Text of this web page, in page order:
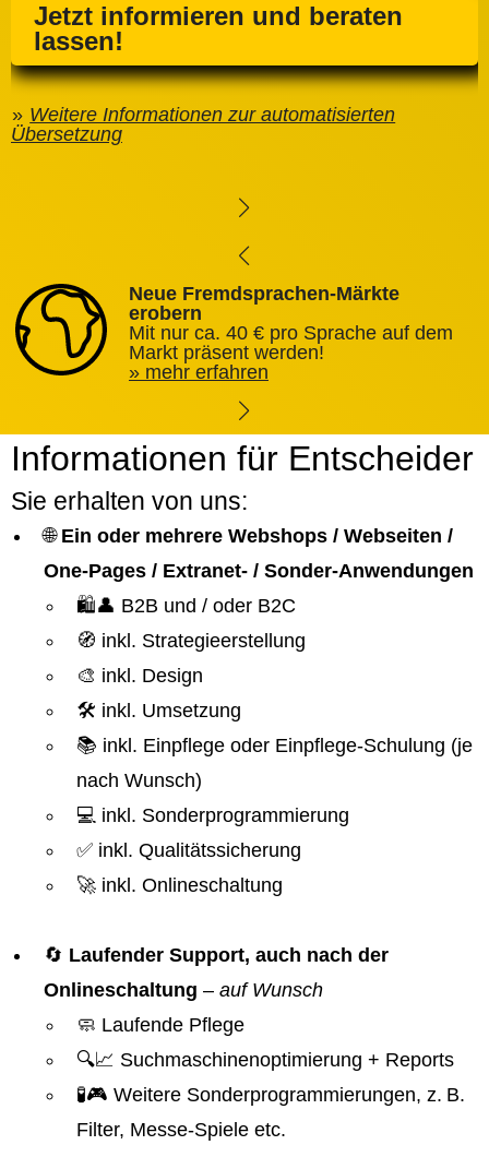
Jetzt informieren und beraten
lassen!
Weitere Informationen zur automatisierten
Übersetzung
Neue Fremdsprachen-Märkte
erobern
Mit nur ca. 40 € pro Sprache auf dem
Markt präsent werden!
mehr erfahren
Informationen für Entscheider
Sie erhalten von uns:
🌐 Ein oder mehrere Webshops / Webseiten /
One-Pages / Extranet- / Sonder-Anwendungen
🛍️👤 B2B und / oder B2C
🧭 inkl. Strategieerstellung
🎨 inkl. Design
🛠️ inkl. Umsetzung
📚 inkl. Einpflege oder Einpflege-Schulung (je
nach Wunsch)
💻 inkl. Sonderprogrammierung
✅ inkl. Qualitätssicherung
🚀 inkl. Onlineschaltung
🔄 Laufender Support, auch nach der
Onlineschaltung – auf Wunsch
🧼 Laufende Pflege
🔍📈 Suchmaschinenoptimierung + Reports
🧪🎮 Weitere Sonderprogrammierungen, z. B.
Filter, Messe-Spiele etc.